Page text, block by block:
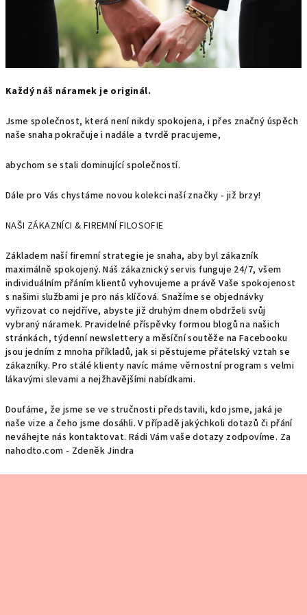
Každý náš náramek je originál.
Jsme společnost, která není nikdy spokojena, i přes značný úspěch
naše snaha pokračuje i nadále a tvrdě pracujeme,
abychom se stali dominující společností.
Dále pro Vás chystáme novou kolekci naší značky - již brzy!
NAŠI ZÁKAZNÍCI & FIREMNÍ FILOSOFIE
Základem naší firemní strategie je snaha, aby byl zákazník
maximálně spokojený. Náš zákaznický servis funguje 24/7, všem
individuálním přáním klientů vyhovujeme a právě Vaše spokojenost
s našimi službami je pro nás klíčová. Snažíme se objednávky
vyřizovat co nejdříve, abyste již druhým dnem obdrželi svůj
vybraný náramek. Pravidelné příspěvky formou blogů na našich
stránkách, týdenní newslettery a měsíční soutěže na Facebooku
jsou jedním z mnoha příkladů, jak si pěstujeme přátelský vztah se
zákazníky. Pro stálé klienty navíc máme věrnostní program s velmi
lákavými slevami a nejžhavějšími nabídkami.
Doufáme, že jsme se ve stručnosti představili, kdo jsme, jaká je
naše vize a čeho jsme dosáhli. V případě jakýchkoli dotazů či přání
neváhejte nás kontaktovat. Rádi Vám vaše dotazy zodpovíme. Za
nahodto.com - Zdeněk Jindra